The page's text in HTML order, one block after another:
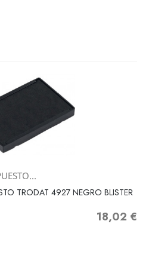
TRODAT 4927 NEGRO BLISTER
Precio
18,02 €